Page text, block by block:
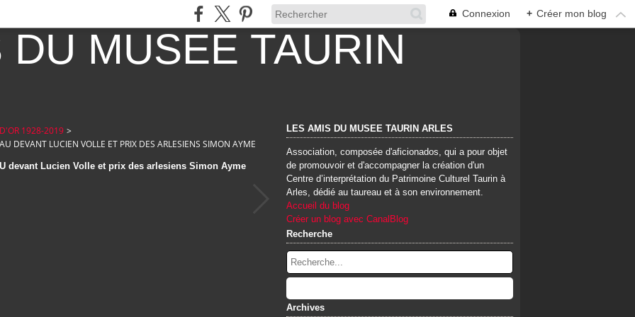
Connexion + Créer mon blog
1928-2019 >
DEVANT LUCIEN VOLLE ET PRIX DES ARLESIENS SIMON AYME
devant Lucien Volle et prix des arlesiens Simon Ayme
LES AMIS DU MUSEE TAURIN ARLES
Association, composée d'aficionados, qui a pour objet
de promouvoir et d'accompagner la création d'un
Centre d’interprétation du Patrimoine Culturel Taurin à
Arles, dédié au taureau et à son environnement.
Accueil du blog
Créer un blog avec CanalBlog
Recherche
Archives